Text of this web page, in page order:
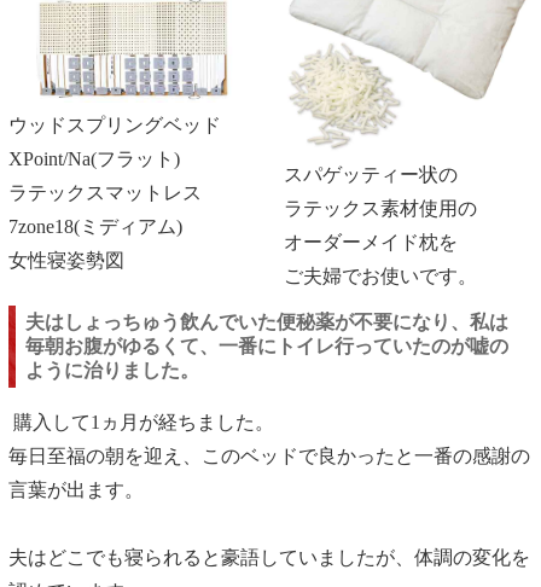
ウッドスプリングベッド
XPoint/Na(フラット)
ラテックスマットレス
7zone18(ミディアム)
女性寝姿勢図
スパゲッティー状の
ラテックス素材使用の
オーダーメイド枕を
ご夫婦でお使いです。
夫は しょっちゅう飲んでいた便秘薬が不要になり 、私は
毎朝お腹がゆるくて、一番にトイレ行っていたのが嘘の
ように治りました。
購入して1ヵ月が経ちました。
毎日至福の朝を迎え、このベッドで良かったと一番の感謝の
言葉が出ます。
夫はどこでも寝られると豪語していましたが、体調の変化を